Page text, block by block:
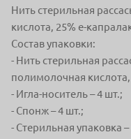
Нить стерильная
кислота, 25% е-
Состав упаковки:
- Нить стерильная
полимолочная кислота,
- Игла-носитель – 4 шт.;
- Спонж – 4 шт.;
- Стерильная упаковка –